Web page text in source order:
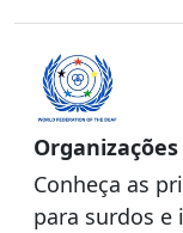
Organizações
Conheça as
para surdos e